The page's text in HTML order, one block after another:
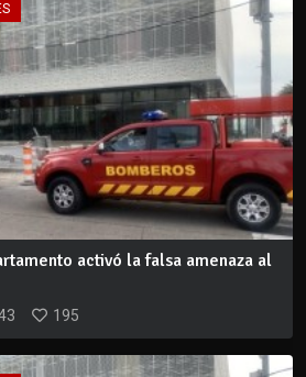
activó la falsa amenaza al
195